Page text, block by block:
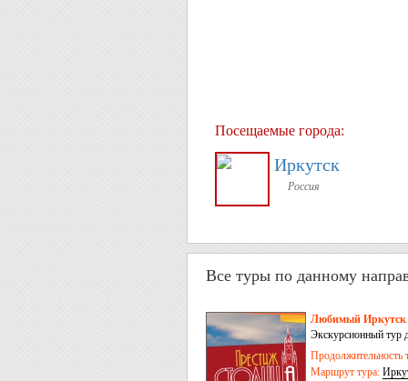
Посещаемые города:
Иркутск
Россия
Все туры по данному
Любимый Иркутск
Экскурсионный тур
Иркутск
Продолжительность
Маршрут тура: